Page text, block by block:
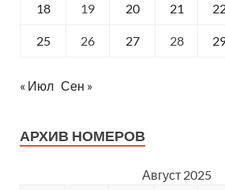
18 19 20 21
25 26 27 28
« Июл Сен »
АРХИВ НОМЕРОВ
Август 2025